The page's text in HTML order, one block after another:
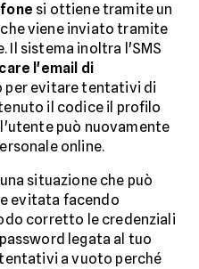
si ottiene tramite un
che viene inviato tramite
Il sistema inoltra l'SMS
l'email di
per evitare tentativi di
il codice il profilo
può nuovamente
online.
situazione che può
evitata facendo
corretto le credenziali
legata al tuo
a vuoto perché